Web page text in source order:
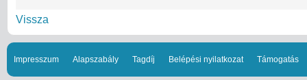
Vissza
Impresszum Alapszabály Tagdíj Belépési nyilatkozat Támogatás